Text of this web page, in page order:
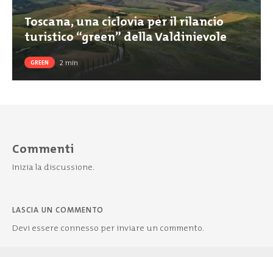
Toscana, una ciclovia per il rilancio
turistico “green” della Valdinievole
GREEN 2min
Commenti
Inizia la discussione.
LASCIA UN COMMENTO
Devi essere connesso per inviare un commento.